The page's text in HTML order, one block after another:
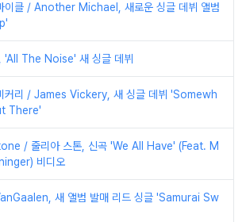
이클 / Another Michael, 새로운 싱글 데뷔 앨범
'All The Noise' 새 싱글 데뷔
커리 / James Vickery, 새 싱글 데뷔 'Somewh
There'
/ 줄리아 스톤, 신곡 'We All Have' (Feat. M
비디오
새 앨범 발매 리드 싱글 'Samurai Sw